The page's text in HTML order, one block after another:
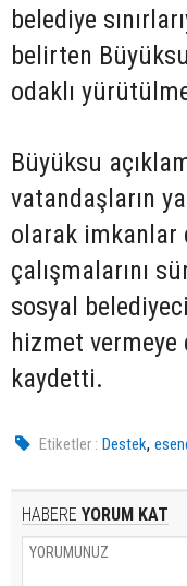
belediye
belirten
odaklı
Büyüksu
vatandaşların
olarak imkanlar
çalışmalarını
sosyal
hizmet
kaydetti.
Etiketler : Destek,
HABERE YORUM KAT